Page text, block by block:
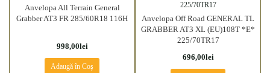
Anvelopa All Terrain General
Grabber AT3 FR 285/60R18 116H
998,00lei
Adaugă în Coş
Anvelopa Off Road GENERAL TL
GRABBER AT3 XL (EU)108T *E*
225/70TR17
696,00lei